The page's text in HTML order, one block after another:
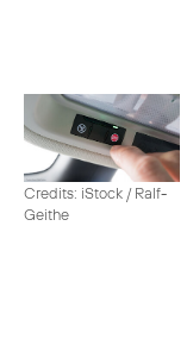
Credits: iStock / Ralf-
Geithe